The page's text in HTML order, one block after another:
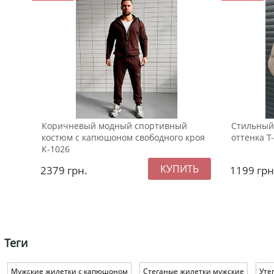
Коричневый модный спортивный
костюм с капюшоном свободного кроя
К-1026
2379 грн.
оттенка
1199
Теги
Мужские жилетки с капюшоном Стеганые жилетки мужские